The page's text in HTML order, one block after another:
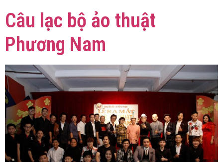
Câu lạc bộ ảo thuật
Phương Nam